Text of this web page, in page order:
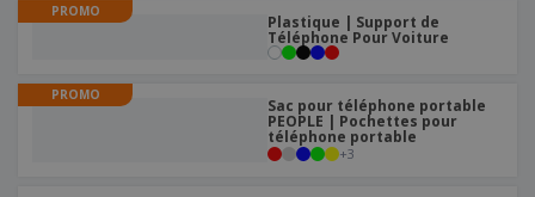
PROMO
Plastique | Support de
Téléphone Pour Voiture
PROMO
Sac pour téléphone portable
PEOPLE | Pochettes pour
téléphone portable
+3